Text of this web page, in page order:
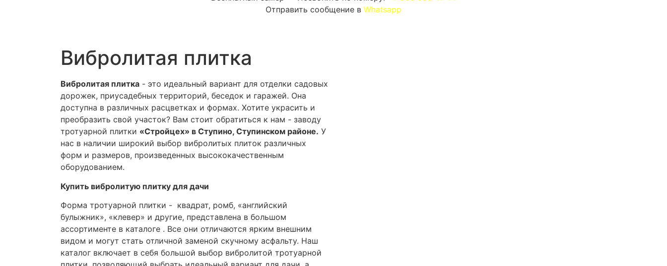
Отправить сообщение в Whatsapp
Вибролитая плитка
Вибролитая плитка - это идеальный вариант для отделки садовых
дорожек, приусадебных территорий, беседок и гаражей. Она
доступна в различных расцветках и формах. Хотите украсить и
преобразить свой участок? Вам стоит обратиться к нам - заводу
тротуарной плитки «Стройцех» в Ступино, Ступинском районе. У
нас в наличии широкий выбор вибролитых плиток различных
форм и размеров, произведенных высококачественным
оборудованием.
Купить вибролитую плитку для дачи
Форма тротуарной плитки - квадрат, ромб, «английский
булыжник», «клевер» и другие, представлена в большом
ассортименте в каталоге . Все они отличаются ярким внешним
видом и могут стать отличной заменой скучному асфальту. Наш
каталог включает в себя большой выбор вибролитой тротуарной